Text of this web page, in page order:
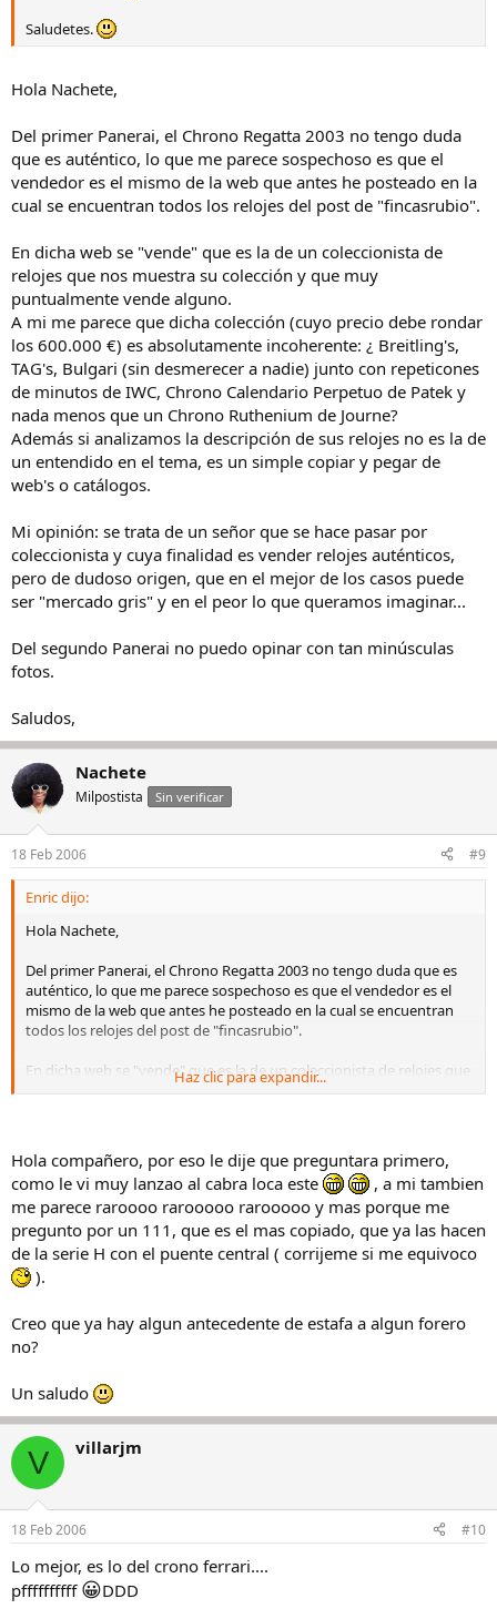
Saludetes.
Hola Nachete,
Del primer Panerai, el Chrono Regatta 2003 no tengo duda
que es auténtico, lo que me parece sospechoso es que el
vendedor es el mismo de la web que antes he posteado en la
cual se encuentran todos los relojes del post de "fincasrubio".
En dicha web se "vende" que es la de un coleccionista de
relojes que nos muestra su colección y que muy
puntualmente vende alguno.
A mi me parece que dicha colección (cuyo precio debe rondar
los 600.000 €) es absolutamente incoherente: ¿ Breitling's,
TAG's, Bulgari (sin desmerecer a nadie) junto con repeticones
de minutos de IWC, Chrono Calendario Perpetuo de Patek y
nada menos que un Chrono Ruthenium de Journe?
Además si analizamos la descripción de sus relojes no es la de
un entendido en el tema, es un simple copiar y pegar de
web's o catálogos.
Mi opinión: se trata de un señor que se hace pasar por
coleccionista y cuya finalidad es vender relojes auténticos,
pero de dudoso origen, que en el mejor de los casos puede
ser "mercado gris" y en el peor lo que queramos imaginar...
Del segundo Panerai no puedo opinar con tan minúsculas
fotos.
Saludos,
Nachete
Milpostista Sin verificar
18 Feb 2006 #9
Enric dijo:
Hola Nachete,
Del primer Panerai, el Chrono Regatta 2003 no tengo duda que es
auténtico, lo que me parece sospechoso es que el vendedor es el
mismo de la web que antes he posteado en la cual se encuentran
todos los relojes del post de "fincasrubio".
En dicha web se "vende" que es la de un coleccionista de relojes que
nos muestra su colección y que muy puntualmente vende alguno.
Chrono Calendario Perpetuo de Patek y nada menos que un
Chrono Ruthenium de Journe?
Además si analizamos la descripción de sus relojes no es la de un
entendido en el tema, es un simple copiar y pegar de web's o
catálogos.
Mi opinión: se trata de un señor que se hace pasar por coleccionista
origen, que en el mejor de los casos puede ser "mercado gris" y en
el peor lo que queramos imaginar...
Del segundo Panerai no puedo opinar con tan minúsculas fotos.
Saludos,
Haz clic para expandir...
Hola compañero, por eso le dije que preguntara primero,
como le vi muy lanzao al cabra loca este
, a mi tambien
me parece raroooo rarooooo rarooooo y mas porque me
pregunto por un 111, que es el mas copiado, que ya las hacen
de la serie H con el puente central ( corrijeme si me equivoco
).
Creo que ya hay algun antecedente de estafa a algun forero
no?
Un saludo
V villarjm
18 Feb 2006 #10
Lo mejor, es lo del crono ferrari....
pffffffffff 😀DDD